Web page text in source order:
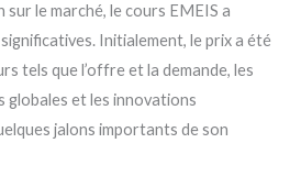
le marché, le cours EMEIS a
Initialement, le prix a été
tels que l’offre et la demande, les
globales et les innovations
jalons importants de son